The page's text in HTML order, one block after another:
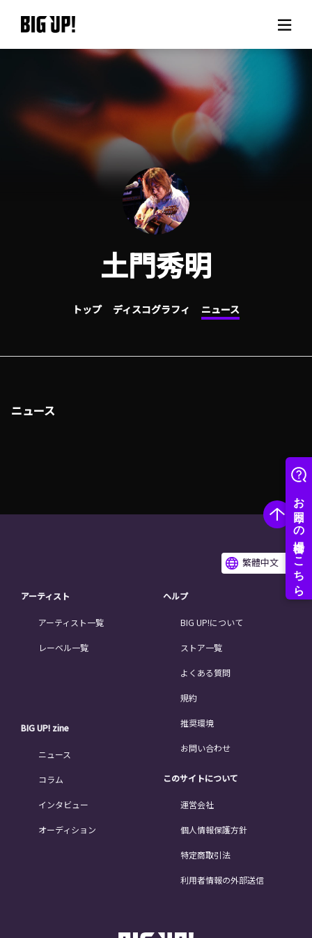
BIG UP!について
ニュース
料金プラン
サポート
ご利用の流れ
よくある質問
土門秀明
トップ ディスコグラフィ ニュース
ニュース
繁體中文
アーティスト
アーティスト一覧
レーベル一覧
BIG UP! zine
ニュース
コラム
インタビュー
オーディション
ヘルプ
BIG UP!について
ストア一覧
よくある質問
規約
推奨環境
お問い合わせ
このサイトについて
運営会社
個人情報保護方針
特定商取引法
利用者情報の外部送信